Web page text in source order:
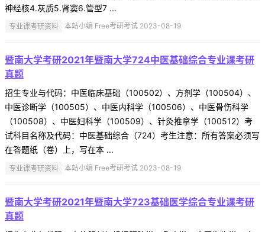
神经核4.灰质5.肾窦6.管型7 ...
专业课考研资料 本站小编 Free考研考试 2023-08-19
暨南大学考研2021年暨南大学724中医基础综合专业课考研
真题
招生专业与代码：中医临床基础（100502）、方剂学（100504）、
中医诊断学（100505）、中医内科学（100506）、中医骨伤科学
（100508）、中医妇科学（100509）、针灸推拿学（100512）考
试科目名称及代码：中医基础综合（724）考生注意：所有答案必须写
在答题纸（卷）上，写在本 ...
专业课考研资料 本站小编 Free考研考试 2023-08-19
暨南大学考研2021年暨南大学723基础医学综合专业课考研
真题